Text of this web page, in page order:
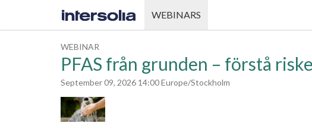
WEBINARS
WEBINAR
PFAS från grunden – förstå
September 09, 2026 14:00 Europe/Stockholm